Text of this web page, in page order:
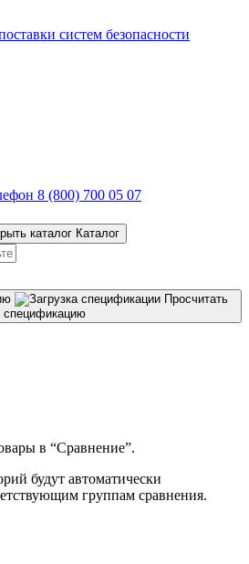
систем безопасности
8 (800) 700 05 07
Каталог
Просчитать
спецификацию
в “Сравнение”.
будут автоматически
группам сравнения.